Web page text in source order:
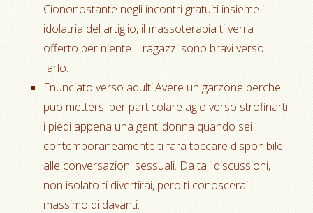
Ciononostante negli incontri gratuiti insieme il
idolatria del artiglio, il massoterapia ti verra
offerto per niente. I ragazzi sono bravi verso
farlo.
Enunciato verso adulti:Avere un garzone perche
puo mettersi per particolare agio verso strofinarti
i piedi appena una gentildonna quando sei
contemporaneamente ti fara toccare disponibile
alle conversazioni sessuali. Da tali discussioni,
non isolato ti divertirai, pero ti conoscerai
massimo di davanti.